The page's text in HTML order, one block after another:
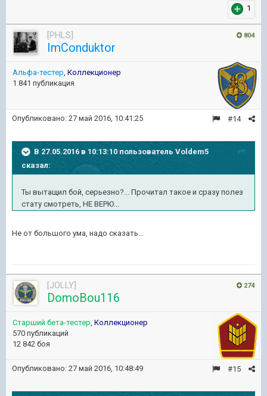
1
804
[PHLS]
ImConduktor
Альфа-тестер, Коллекционер
1 841 публикация
#14
Опубликовано: 27 май 2016, 10:41:25
В 27.05.2016 в 10:13:10 пользователь Voldem5
сказал:
Ты вытащил бой, серьезно?... Прочитал такое и сразу полез
стату смотреть, НЕ ВЕРЮ...
Не от большого ума, надо сказать...
274
[JOLLY]
DomoBou116
Старший бета-тестер, Коллекционер
570 публикаций
12 842 боя
#15
Опубликовано: 27 май 2016, 10:48:49